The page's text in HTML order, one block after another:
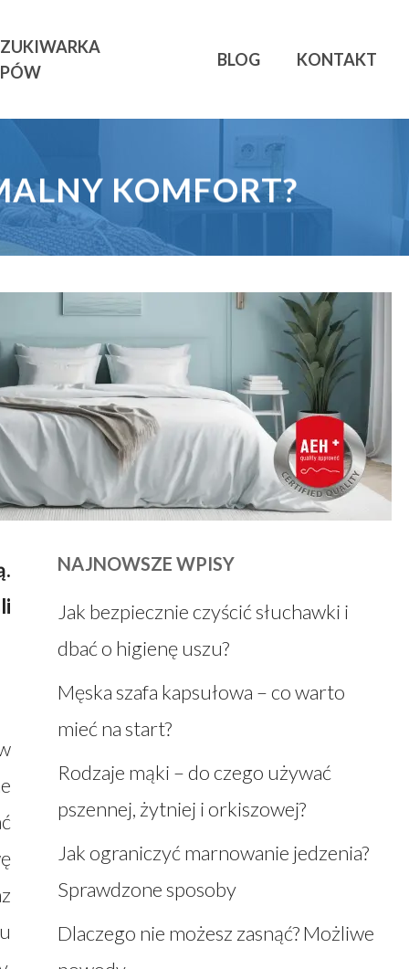
BLOG KONTAKT
KOMFORT?
NAJNOWSZE WPISY
Jak bezpiecznie czyścić słuchawki i
dbać o higienę uszu?
Męska szafa kapsułowa – co warto
mieć na start?
Rodzaje mąki – do czego używać
pszennej, żytniej i orkiszowej?
Jak ograniczyć marnowanie jedzenia?
Sprawdzone sposoby
Dlaczego nie możesz zasnąć? Możliwe